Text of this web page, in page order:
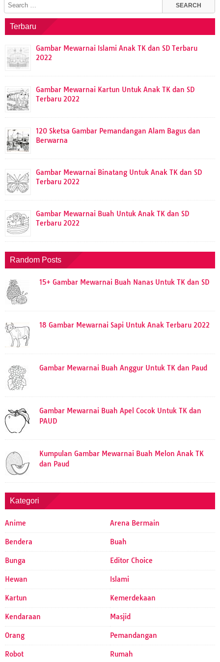
Terbaru
Gambar Mewarnai Islami Anak TK dan SD Terbaru
2022
Gambar Mewarnai Kartun Untuk Anak TK dan SD
Terbaru 2022
120 Sketsa Gambar Pemandangan Alam Bagus dan
Berwarna
Gambar Mewarnai Binatang Untuk Anak TK dan SD
Terbaru 2022
Gambar Mewarnai Buah Untuk Anak TK dan SD
Terbaru 2022
Random Posts
15+ Gambar Mewarnai Buah Nanas Untuk TK dan SD
18 Gambar Mewarnai Sapi Untuk Anak Terbaru 2022
Gambar Mewarnai Buah Anggur Untuk TK dan Paud
Gambar Mewarnai Buah Apel Cocok Untuk TK dan
PAUD
Kumpulan Gambar Mewarnai Buah Melon Anak TK
dan Paud
Kategori
Anime Arena Bermain
Bendera Buah
Bunga Editor Choice
Hewan Islami
Kartun Kemerdekaan
Kendaraan Masjid
Orang Pemandangan
Robot Rumah